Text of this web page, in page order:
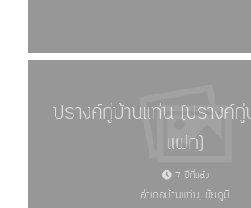
ปรางค์กู่บ้านแท่น (ปรางค์
แฝก)
7 ปีที่แล้ว
อำเภอบ้านแท่น, ชัยภูมิ